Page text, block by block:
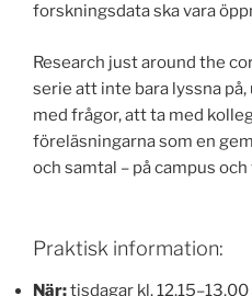
forskningsdata ska vara
Research just around the
serie att inte bara lyssna
med frågor, att ta med
föreläsningarna som en
och samtal – på campus
Praktisk information:
När:tisdagar kl.